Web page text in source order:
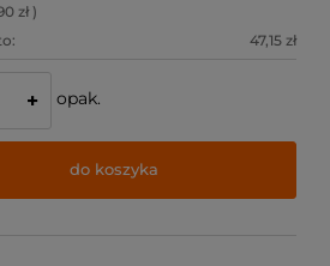
zł )
47,15 zł
+ opak.
do koszyka